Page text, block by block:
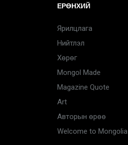
ЕРӨНХИЙ
Ярилцлага
Нийтлэл
Хөрөг
Mongol Made
Magazine Quote
Art
Авторын өрөө
Welcome to Mongolia